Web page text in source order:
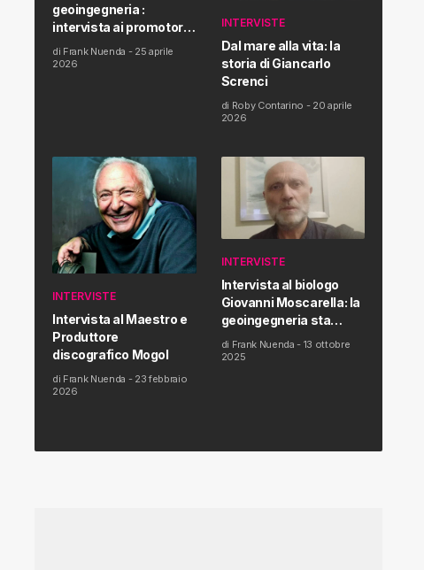
geoingegneria :
intervista ai promotori
della tematica e della
Proposta di Legge
di Frank Nuenda - 25 aprile
2026
INTERVISTE
Dal mare alla vita: la
storia di Giancarlo
Screnci
di Roby Contarino - 20 aprile
2026
INTERVISTE
Intervista al Maestro e
Produttore
discografico Mogol
di Frank Nuenda - 23 febbraio
2026
INTERVISTE
Intervista al biologo
Giovanni Moscarella: la
geoingegneria sta
modificando il clima e la
salute dell’uomo
di Frank Nuenda - 13 ottobre
2025